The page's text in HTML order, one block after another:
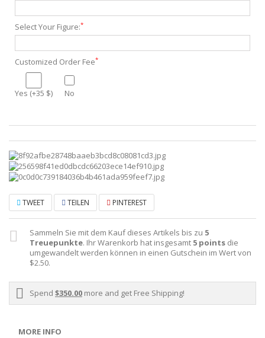
Select Your Figure:*
Customized Order Fee*
Yes (+35 $) No
TWEET TEILEN PINTEREST
Sammeln Sie mit dem Kauf dieses Artikels bis zu 5
Treuepunkte. Ihr Warenkorb hat insgesamt 5 points die
umgewandelt werden können in einen Gutschein im Wert von
$2.50.
Spend $350.00 more and get Free Shipping!
MORE INFO